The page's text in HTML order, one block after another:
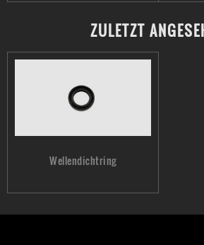
ZULETZT
Wellendichtring